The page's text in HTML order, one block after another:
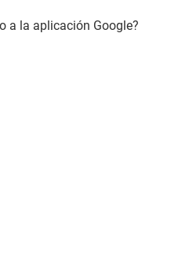
a la aplicación Google?